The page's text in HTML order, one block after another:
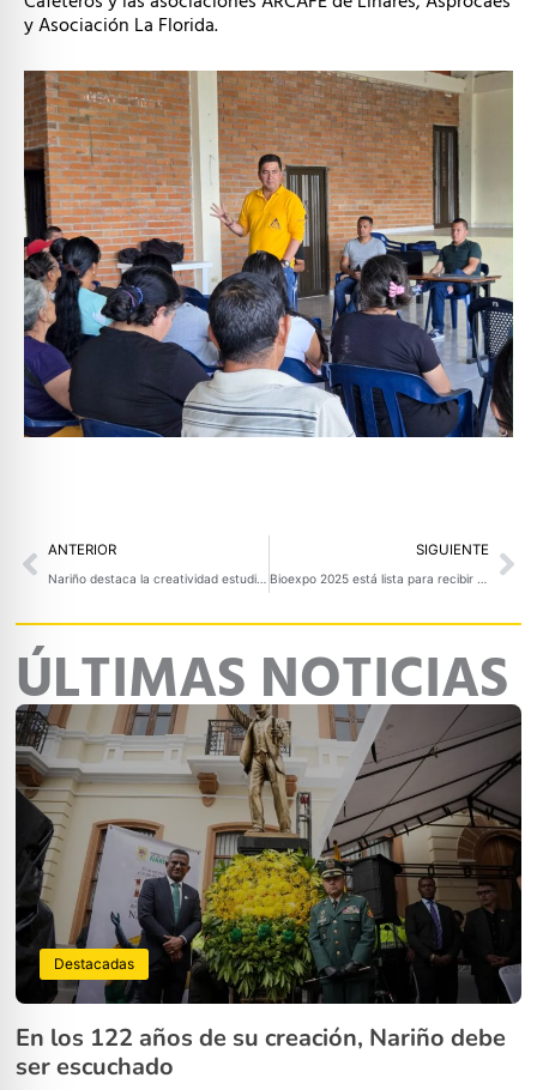
y Asociación La Florida.
Prev
ANTERIOR SIGUIENTE
ÚLTIMAS NOTICIAS
Destacadas
En los 122 años de su creación, Nariño debe
ser escuchado